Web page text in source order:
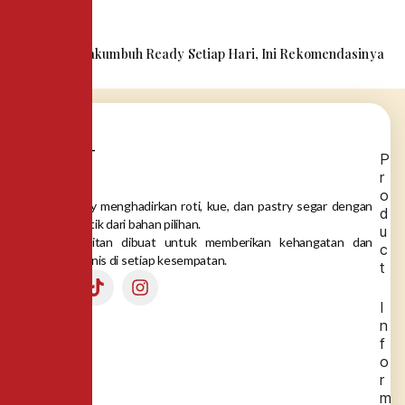
Kue Tart Payakumbuh Ready Setiap Hari, Ini Rekomendasinya
Dea Bakery menghadirkan roti, kue, dan pastry segar dengan
rasa autentik dari bahan pilihan.
Setiap gigitan dibuat untuk memberikan kehangatan dan
momen manis di setiap kesempatan.
P
r
o
d
u
c
t
I
n
f
o
r
m